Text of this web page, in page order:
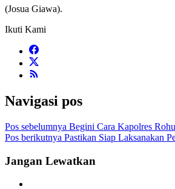
(Josua Giawa).
Ikuti Kami
Navigasi pos
Pos sebelumnya Begini Cara Kapolres
Pos berikutnya Pastikan Siap Laksanakan
Jangan Lewatkan